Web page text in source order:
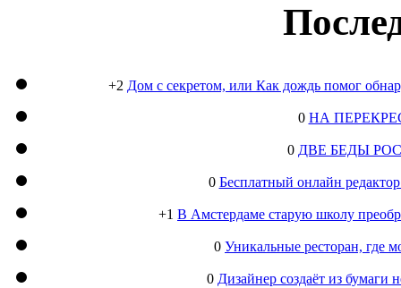
+2 Дом с секретом, или Как дождь помог
0 НА
0 ДВЕ БЕДЫ
0 Бесплатный онлайн
+1 В Амстердаме старую школу
0 Уникальные ресторан, где
0 Дизайнер создаёт из